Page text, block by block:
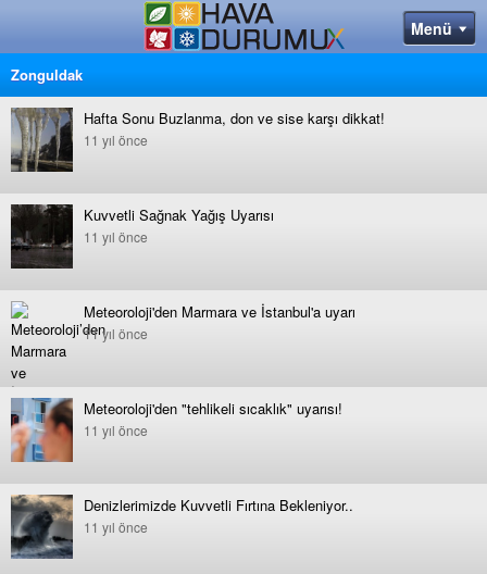
Zonguldak
Hafta Sonu Buzlanma, don ve sise karşı dikkat!
11 yıl önce
Kuvvetli Sağnak Yağış Uyarısı
11 yıl önce
Meteoroloji'den Marmara ve İstanbul'a uyarı
11 yıl önce
Meteoroloji'den "tehlikeli sıcaklık" uyarısı!
11 yıl önce
Denizlerimizde Kuvvetli Fırtına Bekleniyor..
11 yıl önce